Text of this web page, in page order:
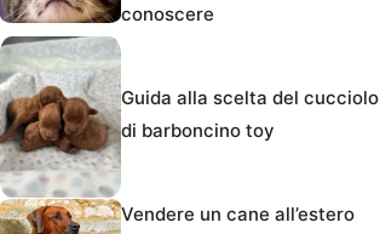
conoscere
Guida alla scelta del cucciolo
di barboncino toy
Vendere un cane all’estero